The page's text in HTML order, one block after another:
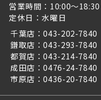
営業時間：10:00～18:30
定休日：水曜日
千葉店：043-202-7840
鎌取店：043-293-7840
都賀店：043-214-7840
成田店：0476-24-7840
市原店：0436-20-7840